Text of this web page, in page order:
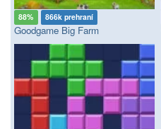
88% 866k prehraní
Goodgame Big Farm